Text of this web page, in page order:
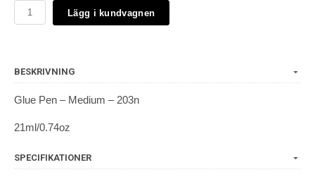
Lägg i kundvagnen
BESKRIVNING
Glue Pen – Medium – 203n
21ml/0.74oz
SPECIFIKATIONER